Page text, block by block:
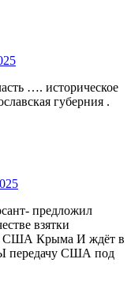
…. историческое
губерния .
предложил
взятки
США Крыма И ждёт в
передачу США под